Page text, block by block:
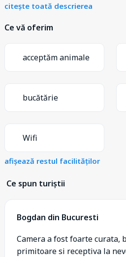
citește toată descrierea
Ce vă oferim
acceptăm animale
bucătărie
Wifi
afișează restul facilităților
Ce spun turiștii
Bogdan din Bucuresti
Camera a fost foarte curata,
primitoare si receptiva la